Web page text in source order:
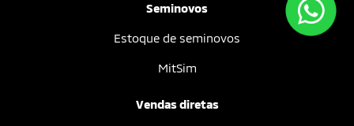
Seminovos
Estoque de seminovos
MitSim
Vendas diretas